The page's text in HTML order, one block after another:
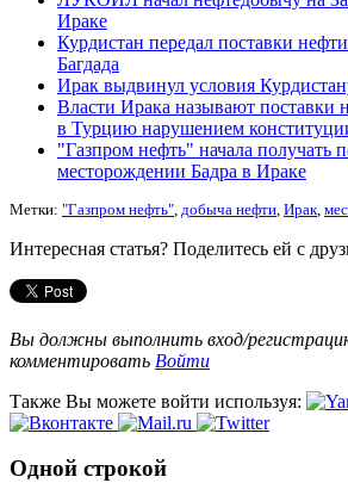
Ираке
Курдистан передал поставки
Багдада
Ирак выдвинул условия
Власти Ирака называют поставки
в Турцию нарушением
"Газпром нефть" начала получать
месторождении Бадра в Ираке
Метки: "Газпром нефть" добыча нефти Ирак
Интересная статья? Поделитесь ей с
Вы должны выполнить вход/
комментировать Войти
Также Вы можете войти используя:
Одной строкой